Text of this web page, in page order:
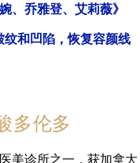
、乔雅登、艾莉薇》
纹和凹陷，恢复容颜线
多伦多
美诊所之一，获加拿大